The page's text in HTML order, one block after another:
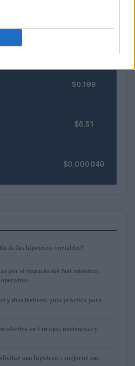
$0.199
$6.51
$0.000049
de las hipotecas variables?
por el impacto del fuel mientras
y días festivos: guía práctica para
efectivo en Europa: tendencias y
una hipoteca y mejorar sus